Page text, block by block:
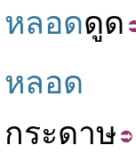
หลอดดูด
หลอด
กระดาษ